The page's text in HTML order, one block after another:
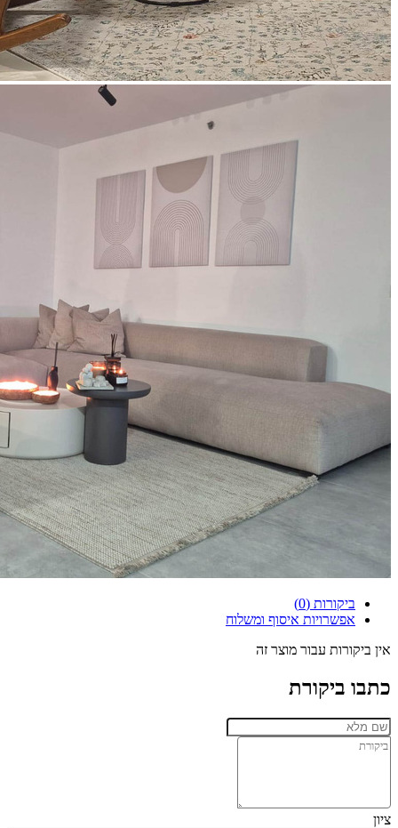
ביקורות (0)
אפשרויות איסוף ומשלוח
אין ביקורות עבור מוצר זה
כתבו ביקורת
ציון